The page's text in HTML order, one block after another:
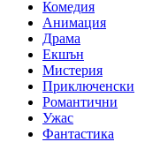
Комедия
Анимация
Драма
Екшън
Мистерия
Приключенски
Романтични
Ужас
Фантастика